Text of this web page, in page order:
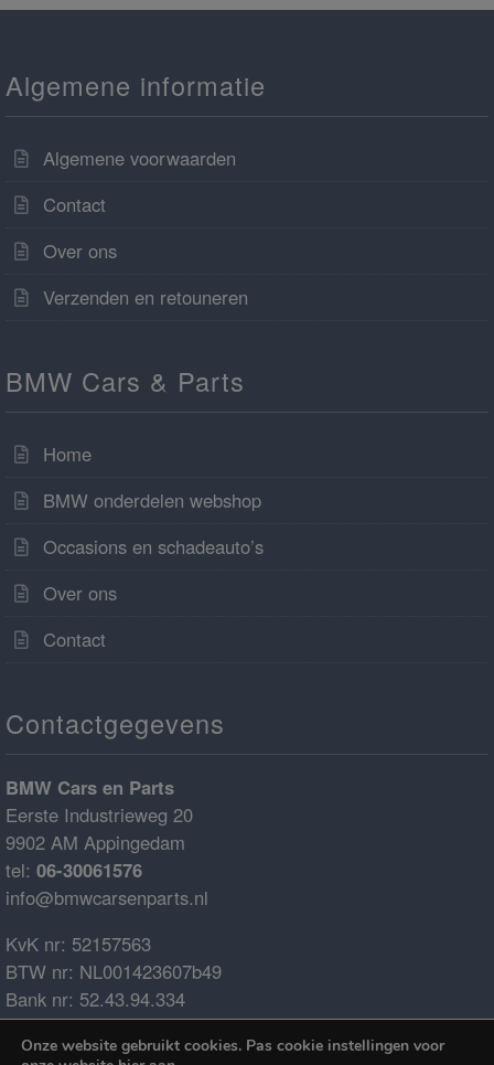
Algemene informatie
Algemene voorwaarden
Contact
Over ons
Verzenden en retouneren
BMW Cars & Parts
Home
BMW onderdelen webshop
Occasions en schadeauto’s
Over ons
Contact
Contactgegevens
BMW Cars en Parts
Eerste Industrieweg 20
9902 AM Appingedam
tel: 06-30061576
info@bmwcarsenparts.nl
KvK nr: 52157563
BTW nr: NL001423607b49
Bank nr: 52.43.94.334
IBAN: NL68ABNA0524394334
BIC: ABNANL2A
Onze website gebruikt cookies. Pas cookie instellingen voor